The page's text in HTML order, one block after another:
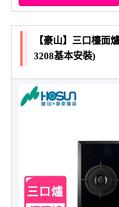
【豪山】三口檯面
3208基本安裝)